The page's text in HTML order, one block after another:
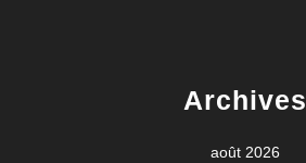
Archives
août 2026